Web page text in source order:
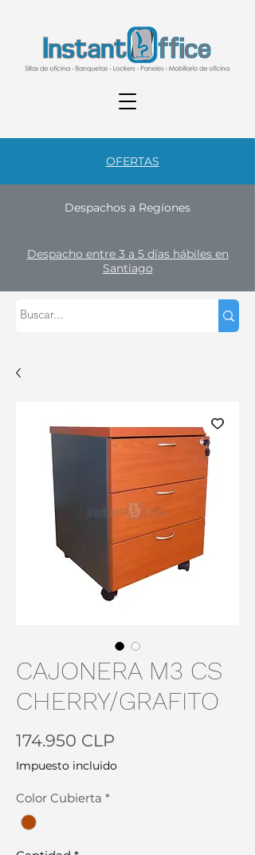
OFERTAS
Despachos a Regíones
Despacho entre 3 a 5 días hábiles en
Santiago
CAJONERA M3 CS
CHERRY/GRAFITO
174.950 CLP
Impuesto incluido
Color Cubierta *